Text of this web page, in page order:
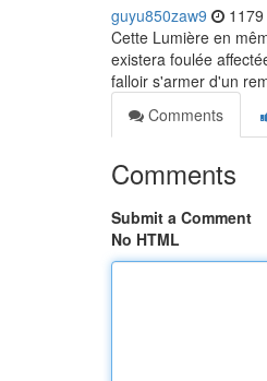
guyu850zaw9
Cette Lumière en
existera foulée
falloir s'armer d'un
Comments
Comments
Submit a Comment
No HTML